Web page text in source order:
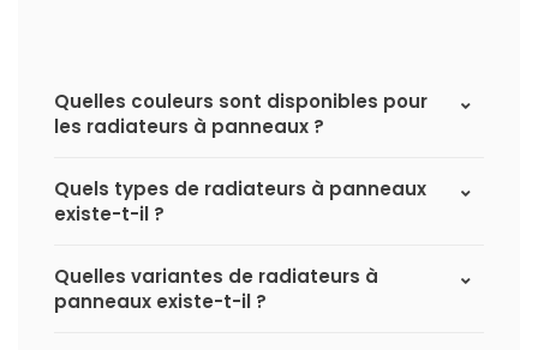
Quelles couleurs sont disponibles pour
les radiateurs à panneaux ?
Quels types de radiateurs à panneaux
existe-t-il ?
Quelles variantes de radiateurs à
panneaux existe-t-il ?